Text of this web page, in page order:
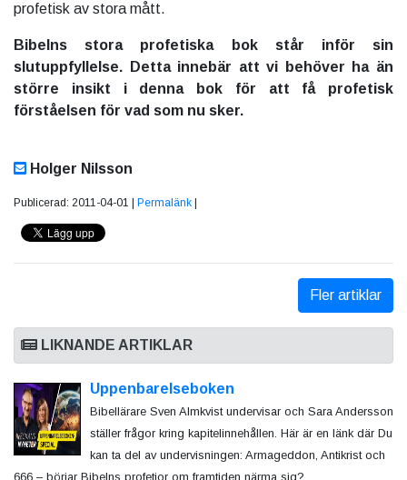
profetisk av stora mått.
Bibelns stora profetiska bok står inför sin
slutuppfyllelse. Detta innebär att vi behöver ha än
större insikt i denna bok för att få profetisk
förståelsen för vad som nu sker.
Holger Nilsson
Publicerad: 2011-04-01 | Permalänk
Fler artiklar
LIKNANDE ARTIKLAR
Uppenbarelseboken
Bibellärare Sven Almkvist undervisar och Sara Andersson
ställer frågor kring kapitelinnehållen. Här är en länk där Du
kan ta del av undervisningen: Armageddon, Antikrist och
666 – börjar Bibelns profetior om framtiden närma sig?